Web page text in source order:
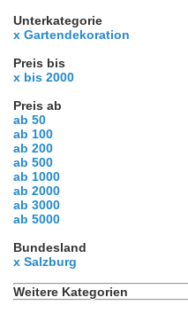
Unterkategorie
x Gartendekoration
Preis bis
x bis 2000
Preis ab
ab 50
ab 100
ab 200
ab 500
ab 1000
ab 2000
ab 3000
ab 5000
Bundesland
x Salzburg
Weitere Kategorien